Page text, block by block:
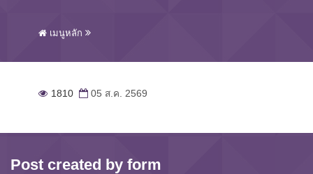
เมนูหลัก
1810 05 ส.ค. 2569
Post created by form